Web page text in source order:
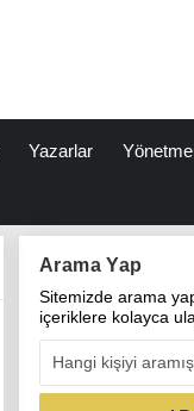
Yazarlar
Arama Yap
Sitemizde arama
içeriklere kolayca